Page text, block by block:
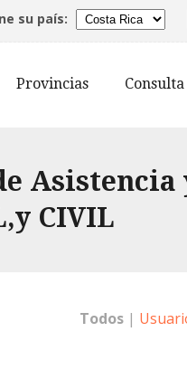
su país:
Provincias
Asistencia
CIVIL
Todos|